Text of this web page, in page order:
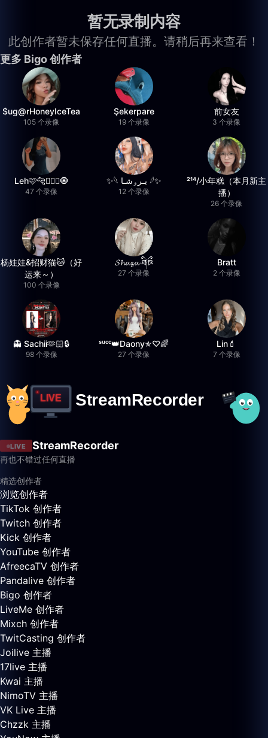
暂无录制内容
此创作者暂未保存任何直播。请稍后再来查看！
更多 Bigo 创作者
$ug@rHoneyIceTea
105 个录像
Şekerpare
19 个录像
前女友
3 个录像
Leh🩷🐆🧚🏻‍♂️🧿
47 个录像
✨‏𓆩 يـرۅشـا 𓆪✨
12 个录像
²¹⁴/小年糕（本月新主
播）
26 个录像
杨娃娃&招财猫🐱（好
运来～）
100 个录像
𝓢𝓱𝓪𝔃𝓪 ཐི༏ཋྀ
27 个录像
Bratt
2 个录像
👻 Sachii🫶🏻🔒
98 个录像
ˢᵘᶜᶜ👑Daony✯♡🌈
27 个录像
Lin💄
7 个录像
LIVE StreamRecorder
再也不错过任何直播
精选创作者
浏览创作者
TikTok 创作者
Twitch 创作者
Kick 创作者
YouTube 创作者
AfreecaTV 创作者
Pandalive 创作者
Bigo 创作者
LiveMe 创作者
Mixch 创作者
TwitCasting 创作者
Joilive 主播
17live 主播
Kwai 主播
NimoTV 主播
VK Live 主播
Chzzk 主播